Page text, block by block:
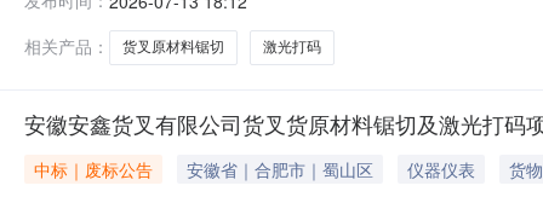
采购项目概况与采购范围2.1采购项目编号：
相关产品：
货叉原材料锯切 激光打码
安徽安鑫货叉有限公司货叉货原材料锯切及激光打码
中标｜废标公告 安徽省｜合肥市｜蜀山区 仪器仪表
货物